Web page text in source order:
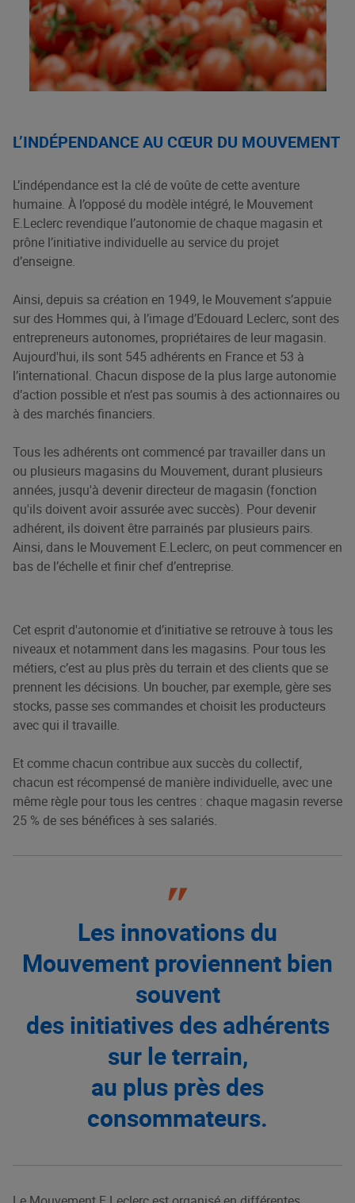
L’INDÉPENDANCE AU CŒUR DU MOUVEMENT
L’indépendance est la clé de voûte de cette aventure
humaine. À l’opposé du modèle intégré, le Mouvement
E.Leclerc revendique l’autonomie de chaque magasin et
prône l’initiative individuelle au service du projet
d’enseigne.
Ainsi, depuis sa création en 1949, le Mouvement s’appuie
sur des Hommes qui, à l’image d’Edouard Leclerc, sont des
entrepreneurs autonomes, propriétaires de leur magasin.
Aujourd'hui, ils sont 545 adhérents en France et 53 à
l’international. Chacun dispose de la plus large autonomie
d’action possible et n’est pas soumis à des actionnaires ou
à des marchés financiers.
Tous les adhérents ont commencé par travailler dans un
ou plusieurs magasins du Mouvement, durant plusieurs
années, jusqu'à devenir directeur de magasin (fonction
qu'ils doivent avoir assurée avec succès). Pour devenir
adhérent, ils doivent être parrainés par plusieurs pairs.
Ainsi, dans le Mouvement E.Leclerc, on peut commencer en
bas de l’échelle et finir chef d’entreprise.
Cet esprit d'autonomie et d’initiative se retrouve à tous les
niveaux et notamment dans les magasins. Pour tous les
métiers, c’est au plus près du terrain et des clients que se
prennent les décisions. Un boucher, par exemple, gère ses
stocks, passe ses commandes et choisit les producteurs
avec qui il travaille.
Et comme chacun contribue aux succès du collectif,
chacun est récompensé de manière individuelle, avec une
même règle pour tous les centres : chaque magasin reverse
25 % de ses bénéfices à ses salariés.
Les innovations du
Mouvement proviennent bien
souvent
des initiatives des adhérents
sur le terrain,
au plus près des
consommateurs.